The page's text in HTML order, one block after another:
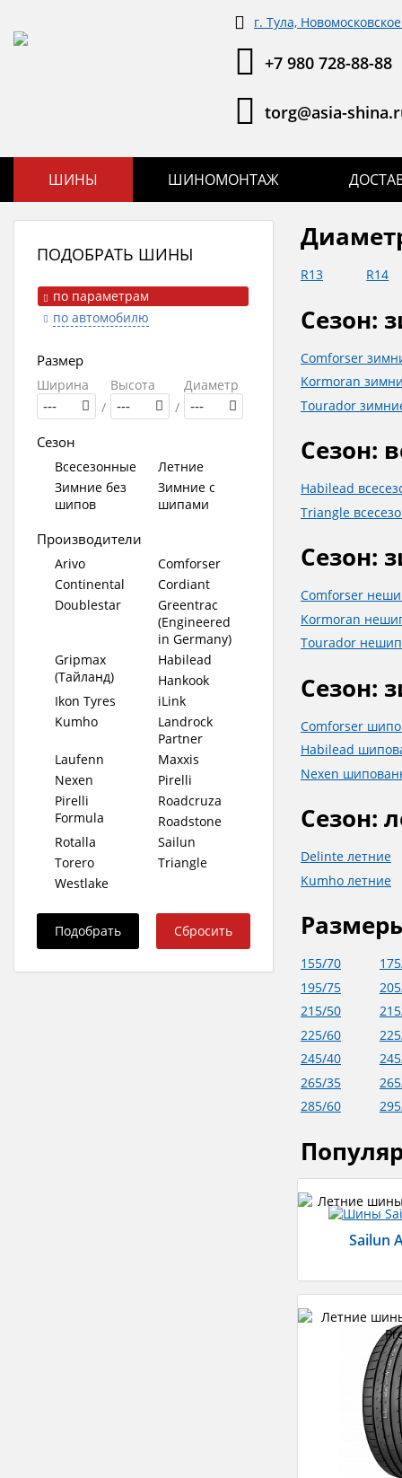
г. Тула,
+7 980 728-88-88
torg@asia-
ШИНЫ ШИНОМОНТАЖ
ПОДОБРАТЬ ШИНЫ
по параметрам
по автомобилю
Размер
Ширина
--- /
Высота
--- /
Диаметр
---
Сезон
Всесезонные
Летние
Зимние без
шипов
Зимние с
шипами
Производители
Arivo
Comforser
Continental
Cordiant
Doublestar
Greentrac
(Engineered
in Germany)
Gripmax
(Тайланд)
Habilead
Hankook
Ikon Tyres
iLink
Kumho
Landrock
Partner
Laufenn
Maxxis
Nexen
Pirelli
Pirelli
Formula
Roadcruza
Roadstone
Rotalla
Sailun
Torero
Triangle
Westlake
R13 R14
Сезон:
Comforser
Kormoran
Tourador
Сезон:
Habilead
Triangle
Сезон:
Comforser
Kormoran
Tourador
Сезон:
Comforser
Habilead
Nexen
Сезон:
Delinte летние
Kumho летние
155/70
195/75
215/50
225/60
245/40
265/35
285/60
Sailun